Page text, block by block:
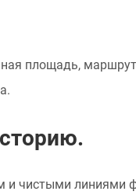
площадь,
чистыми линиями